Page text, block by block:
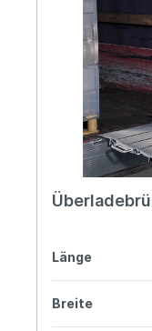
Länge
Breite